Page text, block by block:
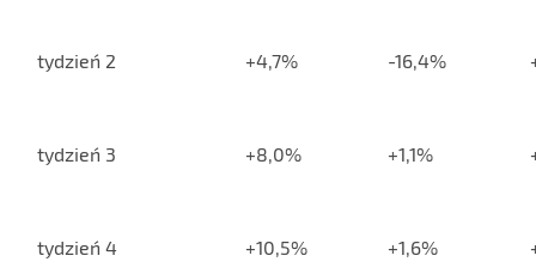
tydzień 2 +4,7% -16,4%
tydzień 3 +8,0% +1,1%
tydzień 4 +10,5% +1,6%